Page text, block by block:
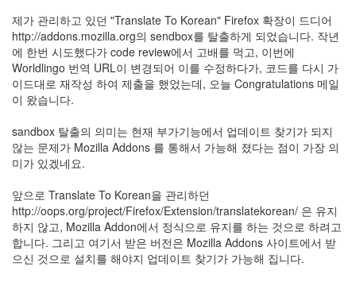
제가 관리하고 있던 "Translate To Korean" Firefox 확장이 드디어
http://addons.mozilla.org의 sendbox를 탈출하게 되었습니다. 작년
에 한번 시도했다가 code review에서 고배를 먹고, 이번에
Worldlingo 번역 URL이 변경되어 이를 수정하다가, 코드를 다시 가
이드대로 재작성 하여 제출을 했었는데, 오늘 Congratulations 메일
이 왔습니다.
sandbox 탈출의 의미는 현재 부가기능에서 업데이트 찾기가 되지
않는 문제가 Mozilla Addons 를 통해서 가능해 졌다는 점이 가장 의
미가 있겠네요.
앞으로 Translate To Korean을 관리하던
http://oops.org/project/Firefox/Extension/translatekorean/ 은 유지
하지 않고, Mozilla Addon에서 정식으로 유지를 하는 것으로 하려고
합니다. 그리고 여기서 받은 버전은 Mozilla Addons 사이트에서 받
으신 것으로 설치를 해야지 업데이트 찾기가 가능해 집니다.
스
42
프
로
그
래
57
Mozilla
23
&
Trick
18
security
3